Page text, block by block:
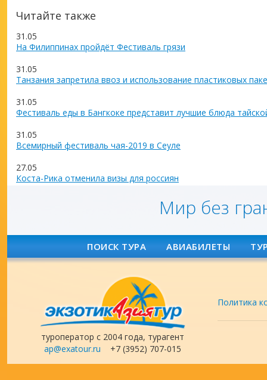
Читайте также
31.05
На Филиппинах пройдёт Фестиваль грязи
31.05
Танзания запретила ввоз и использование пластиковых
31.05
Фестиваль еды в Бангкоке представит лучшие блюда
31.05
Всемирный фестиваль чая-2019 в Сеуле
27.05
Коста-Рика отменила визы для россиян
Мир без
ПОИСК ТУРА АВИАБИЛЕТЫ
туроператор с 2004 года, турагент
ap@exatour.ru +7 (3952) 707-015
Политика